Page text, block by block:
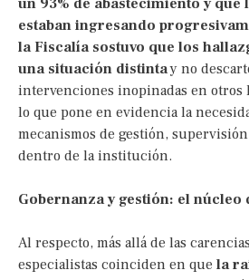
estaban ingresando
la Fiscalía sostuvo que los
una situación distintay no
intervenciones inopinadas en otros
lo que pone en evidencia la
mecanismos de gestión,
dentro de la institución.
Gobernanza y gestión: el núcleo
Al respecto, más allá de las
especialistas coinciden en que la